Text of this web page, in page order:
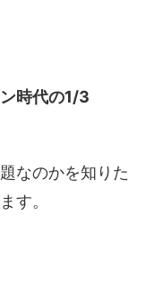
時代の1/3
なのかを知りた
す。